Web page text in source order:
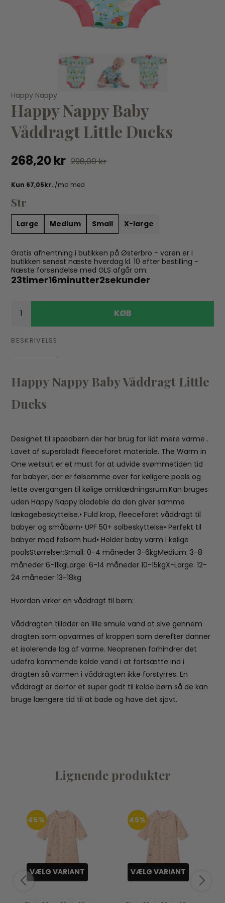
VÆLG VARIANT
X-LARGE
Happy Nappy
Happy Nappy Baby Våddragt Shark Orange
268,20 kr 298,00 kr
Happy Nappy
Happy Nappy Baby
Våddragt Little Ducks
268,20 kr 298,00 kr
Str
Large Medium Small X-large
Gratis afhentning i butikken på Østerbro - varen er i
butikken senest næste hverdag kl. 10 efter bestilling -
Næste forsendelse med GLS afgår om:
23timer16minutter2sekunder
KØB
BESKRIVELSE
Happy Nappy Baby Våddragt Little
Ducks
Designet til spædbørn der har brug for lidt mere varme .
Lavet af superblødt fleeceforet materiale. The Warm in
One wetsuit er et must for at udvide svømmetiden tid
for babyer, der er følsomme over for køligere pools og
lette overgangen til kølige omklædningsrum.Kan bruges
uden Happy Nappy bladeble da den giver samme
lækagebeskyttelse.• Fuld krop, fleeceforet våddragt til
babyer og småbørn• UPF 50+ solbeskyttelse• Perfekt til
babyer med følsom hud• Holder baby varm i kølige
poolsStørrelser:Small: 0-4 måneder 3-6kgMedium: 3-8
måneder 6-11kgLarge: 6-14 måneder 10-15kgX-Large: 12-
24 måneder 13-18kg
Hvordan virker en våddragt til børn:
Våddragten tillader en lille smule vand at sive gennem
dragten som opvarmes af kroppen som derefter danner
et isolerende lag af varme. Neoprenen forhindrer det
udefra kommende kolde vand i at fortsætte ind i
dragten så varmen i våddragten ikke forstyrres. En
våddragt er derfor et super godt til kolde børn så de kan
bruge længere tid til at bade og have det sjovt.
Lignende produkter
45%
VÆLG VARIANT
45%
VÆLG VARIANT